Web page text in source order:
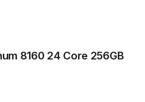
8160 24 Core 256GB